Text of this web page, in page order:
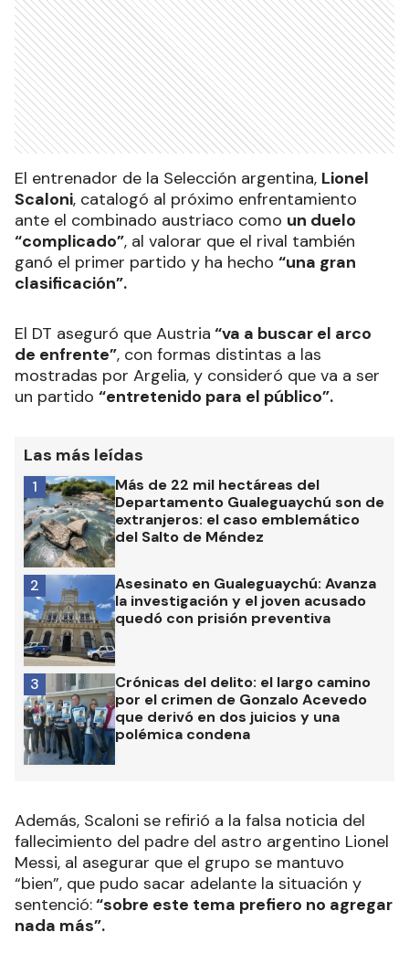
El entrenador de la Selección argentina, Lionel
Scaloni, catalogó al próximo enfrentamiento
ante el combinado austriaco como un duelo
“complicado”, al valorar que el rival también
ganó el primer partido y ha hecho “una gran
clasificación”.
El DT aseguró que Austria “va a buscar el arco
de enfrente”, con formas distintas a las
mostradas por Argelia, y consideró que va a ser
un partido “entretenido para el público”.
Las más leídas
Más de 22 mil hectáreas del
Departamento Gualeguaychú son de
extranjeros: el caso emblemático
del Salto de Méndez
1
Asesinato en Gualeguaychú: Avanza
la investigación y el joven acusado
quedó con prisión preventiva
2
Crónicas del delito: el largo camino
por el crimen de Gonzalo Acevedo
que derivó en dos juicios y una
polémica condena
3
Además, Scaloni se refirió a la falsa noticia del
fallecimiento del padre del astro argentino Lionel
Messi, al asegurar que el grupo se mantuvo
“bien”, que pudo sacar adelante la situación y
sentenció:“sobre este tema prefiero no agregar
nada más”.